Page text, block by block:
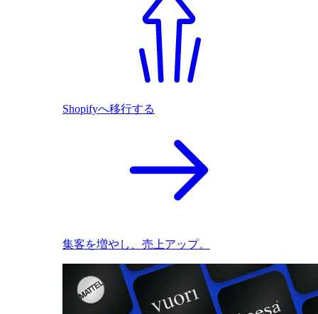
Shopifyへ移行する
集客を増やし、売上アップ。